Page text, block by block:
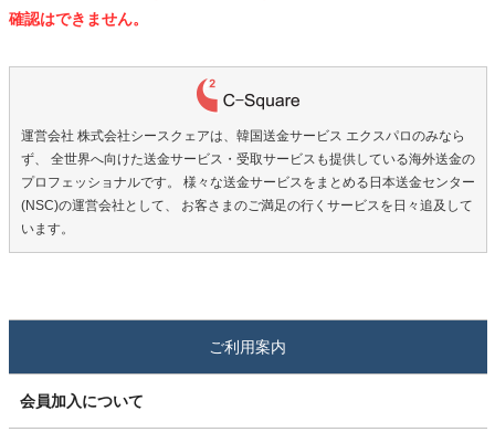
確認はできません。
運営会社 株式会社シースクェアは、韓国送金サービス エクスパロのみなら
ず、 全世界へ向けた送金サービス・受取サービスも提供している海外送金の
プロフェッショナルです。 様々な送金サービスをまとめる日本送金センター
(NSC)の運営会社として、 お客さまのご満足の行くサービスを日々追及して
います。
ご利用案内
会員加入について